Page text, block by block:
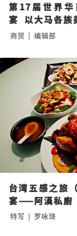
第17届世界
宴  以大马各族
商贸 | 编辑部
台湾五感之旅
宴——阿漢私廚
特写 | 罗咏琦